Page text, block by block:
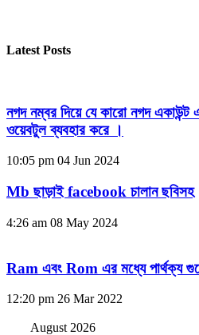
Latest Posts
নগদ নম্বর দিয়ে যে কারো নগদ
ওয়েবটুল ব্যবহার করে ।
10:05 pm 04 Jun 2024
Mb ছাড়াই facebook চালান ছবিসহ
4:26 am 08 May 2024
Ram এবং Rom এর মধ্যে পার্থক্য
12:20 pm 26 Mar 2022
August 2026